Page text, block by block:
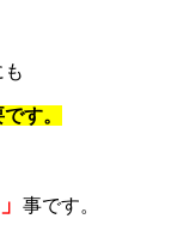
す。
事です。